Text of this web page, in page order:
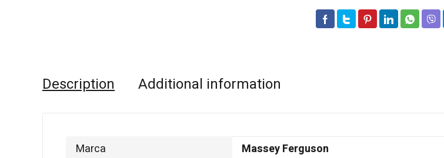
Description Additional information
Marca
Massey Ferguson